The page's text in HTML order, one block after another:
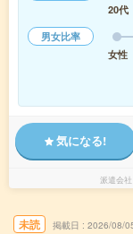
20代
男女比率
女性
気になる!
派遣会社
未読 掲載日 2026/08/